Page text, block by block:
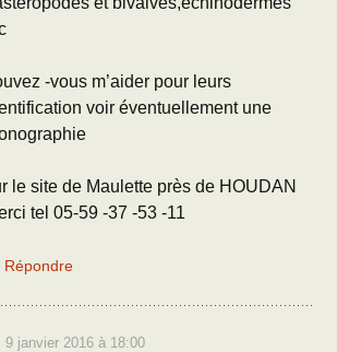
-vous m’aider pour leurs
voir éventuellement une
le site de Maulette près de HOUDAN
tel 05-59 -37 -53 -11
Répondre
9 janvier 2016 à 18:00